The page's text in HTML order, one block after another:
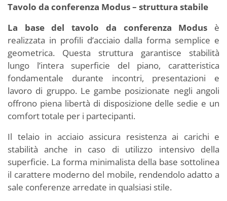
Tavolo da conferenza Modus – struttura stabile
La base del tavolo da conferenza Modus è
realizzata in profili d’acciaio dalla forma semplice e
geometrica. Questa struttura garantisce stabilità
lungo l’intera superficie del piano, caratteristica
fondamentale durante incontri, presentazioni e
lavoro di gruppo. Le gambe posizionate negli angoli
offrono piena libertà di disposizione delle sedie e un
comfort totale per i partecipanti.
Il telaio in acciaio assicura resistenza ai carichi e
stabilità anche in caso di utilizzo intensivo della
superficie. La forma minimalista della base sottolinea
il carattere moderno del mobile, rendendolo adatto a
sale conferenze arredate in qualsiasi stile.